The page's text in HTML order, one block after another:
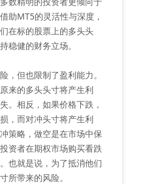
助MT5的灵活性与深度，
在标的股票上的多头头
稳健的财务立场。
但也限制了盈利能力。
来的多头头寸将产生利
。相反，如果价格下跌，
，而对冲头寸将产生利
策略，做空是在市场中保
资者在期权市场购买看跌
也就是说，为了抵消他们
所带来的风险。